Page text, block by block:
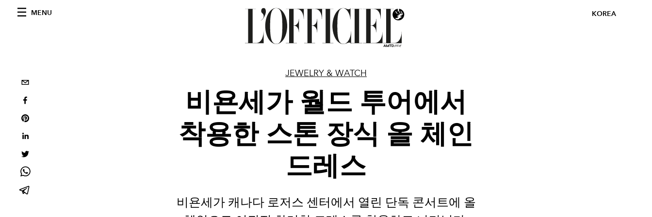
MENU KOREA
JEWELRY & WATCH
비욘세가 월드 투어에서
착용한 스톤 장식 올 체인
드레스
비욘세가 캐나다 로저스 센터에서 열린 단독 콘서트에 올